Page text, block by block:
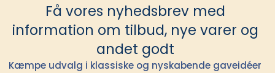
Få vores nyhedsbrev med
information om tilbud, nye varer og
andet godt
Kæmpe udvalg i klassiske og nyskabende gaveidéer